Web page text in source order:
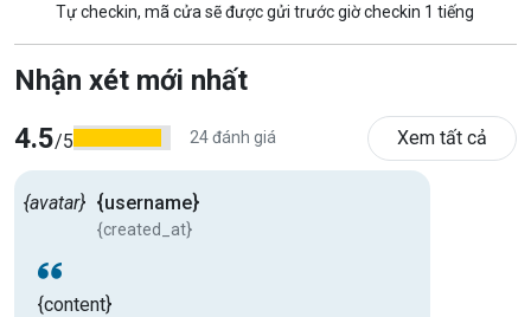
Tự checkin, mã cửa sẽ được gửi trước giờ checkin 1 tiếng
Nhận xét mới nhất
4.5/5 24 đánh giá Xem tất cả
{avatar} {username}
{created_at}
{content}